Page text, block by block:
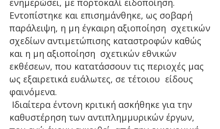
ενημερώσει, με πορτοκαλί ειδοποίηση.
Εντοπίστηκε και επισημάνθηκε, ως σοβαρή
παράλειψη, η μη έγκαιρη αξιοποίηση σχετικών
σχεδίων αντιμετώπισης καταστροφών καθώς
και η μη αξιοποίηση σχετικών εθνικών
εκθέσεων, που κατατάσσουν τις περιοχές μας
ως εξαιρετικά ευάλωτες, σε τέτοιου είδους
φαινόμενα.
Ιδιαίτερα έντονη κριτική ασκήθηκε για την
καθυστέρηση των αντιπλημμυρικών έργων,